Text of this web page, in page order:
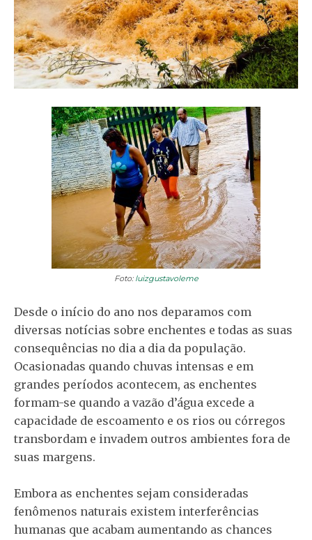
Foto: luizgustavoleme
Desde o início do ano nos deparamos com
diversas notícias sobre enchentes e todas as suas
consequências no dia a dia da população.
Ocasionadas quando chuvas intensas e em
grandes períodos acontecem, as enchentes
formam-se quando a vazão d’água excede a
capacidade de escoamento e os rios ou córregos
transbordam e invadem outros ambientes fora de
suas margens.
Embora as enchentes sejam consideradas
fenômenos naturais existem interferências
humanas que acabam aumentando as chances